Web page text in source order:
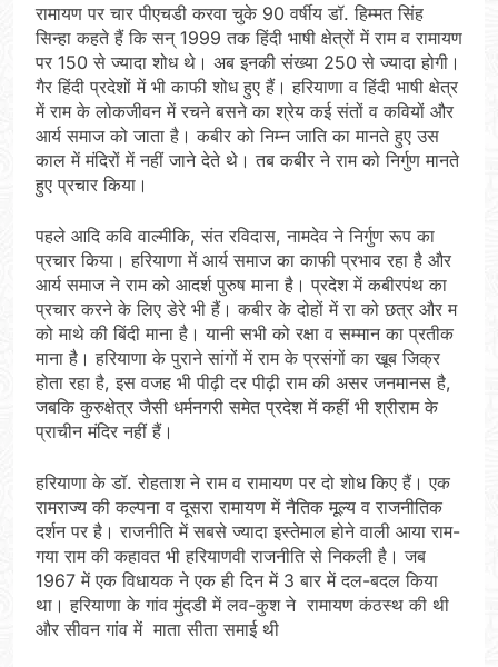
रामायण पर चार पीएचडी करवा चुके 90 वर्षीय डॉ. हिम्मत सिंह
सिन्हा कहते हैं कि सन् 1999 तक हिंदी भाषी क्षेत्रों में राम व रामायण
पर 150 से ज्यादा शोध थे। अब इनकी संख्या 250 से ज्यादा होगी।
गैर हिंदी प्रदेशों में भी काफी शोध हुए हैं। हरियाणा व हिंदी भाषी क्षेत्र
में राम के लोकजीवन में रचने बसने का श्रेय कई संतों व कवियों और
आर्य समाज को जाता है। कबीर को निम्न जाति का मानते हुए उस
काल में मंदिरों में नहीं जाने देते थे। तब कबीर ने राम को निर्गुण मानते
हुए प्रचार किया।
पहले आदि कवि वाल्मीकि, संत रविदास, नामदेव ने निर्गुण रूप का
प्रचार किया। हरियाणा में आर्य समाज का काफी प्रभाव रहा है और
आर्य समाज ने राम को आदर्श पुरुष माना है। प्रदेश में कबीरपंथ का
प्रचार करने के लिए डेरे भी हैं। कबीर के दोहों में रा को छत्र और म
को माथे की बिंदी माना है। यानी सभी को रक्षा व सम्मान का प्रतीक
माना है। हरियाणा के पुराने सांगों में राम के प्रसंगों का खूब जिक्र
होता रहा है, इस वजह भी पीढ़ी दर पीढ़ी राम की असर जनमानस है,
जबकि कुरुक्षेत्र जैसी धर्मनगरी समेत प्रदेश में कहीं भी श्रीराम के
प्राचीन मंदिर नहीं हैं।
हरियाणा के डॉ. रोहताश ने राम व रामायण पर दो शोध किए हैं। एक
रामराज्य की कल्पना व दूसरा रामायण में नैतिक मूल्य व राजनीतिक
दर्शन पर है। राजनीति में सबसे ज्यादा इस्तेमाल होने वाली आया राम-
गया राम की कहावत भी हरियाणवी राजनीति से निकली है। जब
1967 में एक विधायक ने एक ही दिन में 3 बार में दल-बदल किया
था। हरियाणा के गांव मुंदडी में लव-कुश ने रामायण कंठस्थ की थी
और सीवन गांव में माता सीता समाई थी